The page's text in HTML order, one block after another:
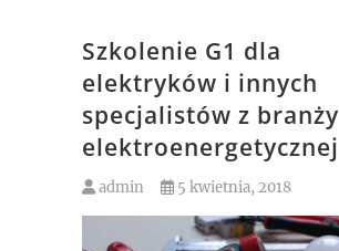
Szkolenie G1 dla
elektryków i innych
specjalistów z branży
elektroenergetycznej
admin 5 kwietnia, 2018